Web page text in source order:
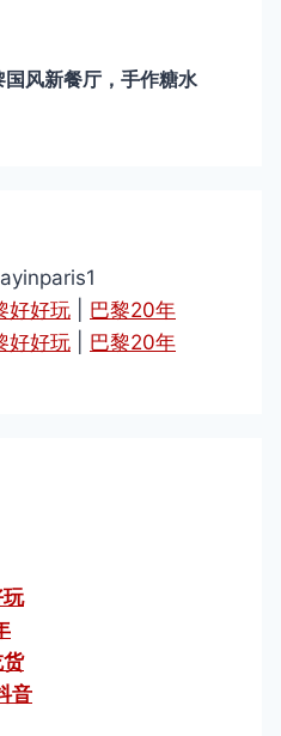
风新餐厅，手作糖水
好好玩
巴黎20年
好好玩 巴黎20年
音